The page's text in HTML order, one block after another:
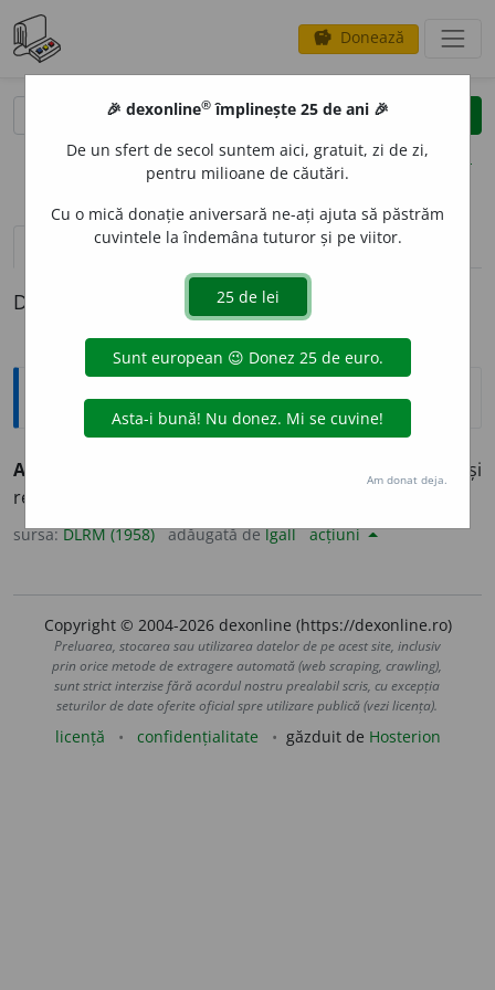
savings Donează
clear
opțiuni
definiții (1)
Definiția cu ID-ul 522111:
Explicative DEX
ABUR
și
rezultatul ei; abur; pîclă ușoară; adiere.
sursa:DLRM (1958) adăugată delgall acțiuni
Copyright © 2004-2026 dexonline (https://dexonline.ro)
Preluarea, stocarea sau utilizarea datelor de pe acest site, inclusiv
prin orice metode de extragere automată (web scraping, crawling),
sunt strict interzise fără acordul nostru prealabil scris, cu excepția
seturilor de date oferite oficial spre utilizare publică (vezi licența).
licență confidențialitate găzduit de Hosterion
🎉 dexonline® împlinește 25 de ani 🎉
De un sfert de secol suntem aici, gratuit, zi de zi,
pentru milioane de căutări.
Cu o mică donație aniversară ne-ați ajuta să păstrăm
cuvintele la îndemâna tuturor și pe viitor.
Am donat deja.